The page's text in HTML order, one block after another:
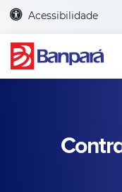
Acessibilidade